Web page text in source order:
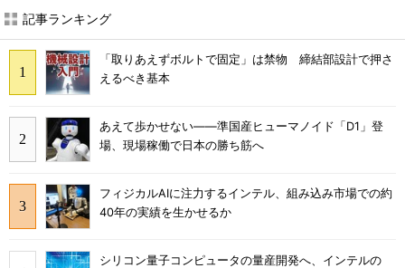
記事ランキング
「取りあえずボルトで固定」は禁物 締結部設計で押さ
えるべき基本
あえて歩かせない――準国産ヒューマノイド「D1」登
場、現場稼働で日本の勝ち筋へ
フィジカルAIに注力するインテル、組み込み市場での約
40年の実績を生かせるか
シリコン量子コンピュータの量産開発へ、インテルの